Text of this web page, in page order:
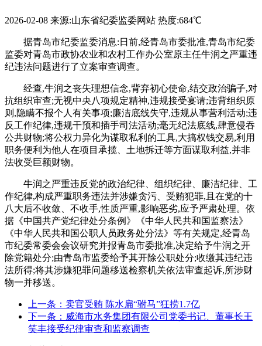
2026-02-08 来源:山东省纪委监委网站 热度:684℃
据青岛市纪委监委消息:日前,经青岛市委批准,青岛市纪委
监委对青岛市政协农业和农村工作办公室原主任牛润之严重违
纪违法问题进行了立案审查调查。
经查,牛润之丧失理想信念,背弃初心使命,结交政治骗子,对
抗组织审查;无视中央八项规定精神,违规接受宴请;违背组织原
则,隐瞒不报个人有关事项;廉洁底线失守,违规从事营利活动;违
反工作纪律,违规干预和插手司法活动;毫无纪法底线,肆意侵吞
公共财物;将公权力异化为谋取私利的工具,大搞权钱交易,利用
职务便利为他人在项目承揽、土地拆迁等方面谋取利益,并非
法收受巨额财物。
牛润之严重违反党的政治纪律、组织纪律、廉洁纪律、工
作纪律,构成严重职务违法并涉嫌贪污、受贿犯罪,且在党的十
八大后不收敛、不收手,性质严重,影响恶劣,应予严肃处理。依
据《中国共产党纪律处分条例》《中华人民共和国监察法》
《中华人民共和国公职人员政务处分法》等有关规定,经青岛
市纪委常委会会议研究并报青岛市委批准,决定给予牛润之开
除党籍处分;由青岛市监委给予其开除公职处分;收缴其违纪违
法所得;将其涉嫌犯罪问题移送检察机关依法审查起诉,所涉财
物一并移送。
上一条：卖官受贿 陈水扁“驸马”狂捞1.7亿
下一条：威海市水务集团有限公司党委书记、董事长王
笑丰接受纪律审查和监察调查